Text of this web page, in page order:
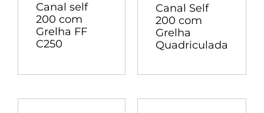
Canal self
200 com
Grelha FF
C250
Canal Self
200 com
Grelha
Quadriculada